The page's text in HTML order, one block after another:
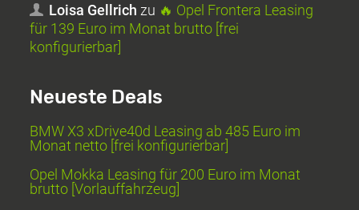
Loisa Gellrich zu 🔥 Opel Frontera Leasing
für 139 Euro im Monat brutto [frei
konfigurierbar]
Neueste Deals
BMW X3 xDrive40d Leasing ab 485 Euro im
Monat netto [frei konfigurierbar]
Opel Mokka Leasing für 200 Euro im Monat
brutto [Vorlauffahrzeug]